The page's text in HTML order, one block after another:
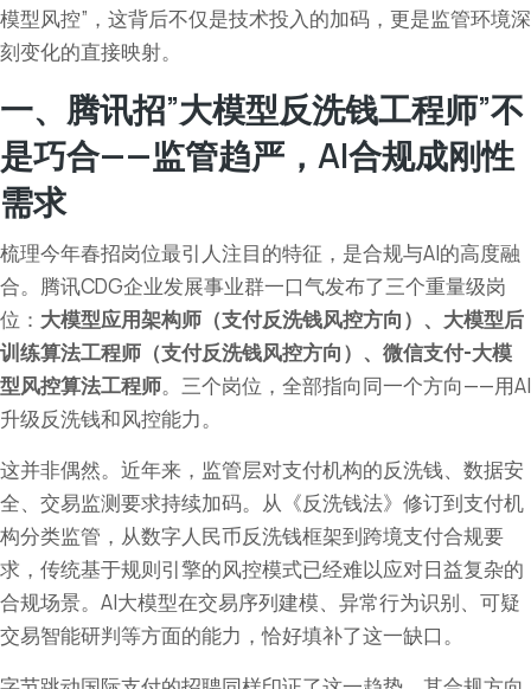
模型风控”，这背后不仅是技术投入的加码，更是监管环境深
刻变化的直接映射。
一、腾讯招”大模型反洗钱工程师”不
是巧合——监管趋严，AI合规成刚性
需求
梳理今年春招岗位最引人注目的特征，是合规与AI的高度融
合。腾讯CDG企业发展事业群一口气发布了三个重量级岗
位： 大模型应用架构师（支付反洗钱风控方向）、大模型后
训练算法工程师（支付反洗钱风控方向）、微信支付-大模
型风控算法工程师。三个岗位，全部指向同一个方向——用AI
升级反洗钱和风控能力。
这并非偶然。近年来，监管层对支付机构的反洗钱、数据安
全、交易监测要求持续加码。从《反洗钱法》修订到支付机
构分类监管，从数字人民币反洗钱框架到跨境支付合规要
求，传统基于规则引擎的风控模式已经难以应对日益复杂的
合规场景。AI大模型在交易序列建模、异常行为识别、可疑
交易智能研判等方面的能力，恰好填补了这一缺口。